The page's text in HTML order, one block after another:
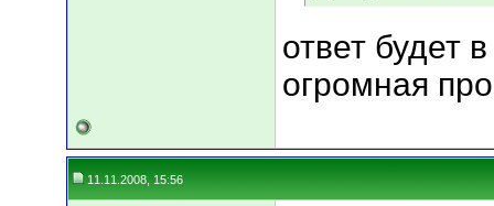
ответ будет
огромная
11.11.2008, 15:56